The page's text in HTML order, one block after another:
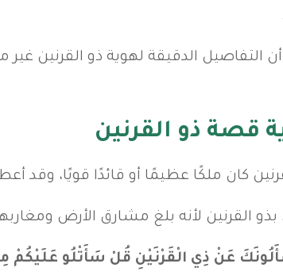
التفاصيل الدقيقة لهوية ذو القرنين
قصة ذو القرنين
كان ملكًا عظيمًا أو قائدًا قويًا،
القرنين لأنه بلغ مشارق الأرض
عَنْ ذِي الْقَرْنَيْنِ قُلْ سَأَتْلُو عَلَيْكُمْ مِنْهُ ذِكْرًا ۝ إِنَّا مَكَّنَّا لَهُ فِي الْأَرْضِ وَآتَيْنَاهُ